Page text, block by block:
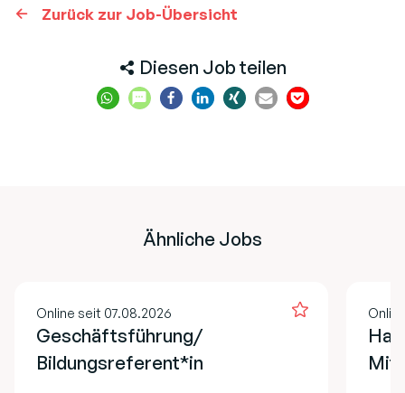
Zurück zur Job-Übersicht
Diesen Job teilen
Ähnliche Jobs
Online seit 07.08.2026
Geschäftsführung/
Bildungsreferent*in